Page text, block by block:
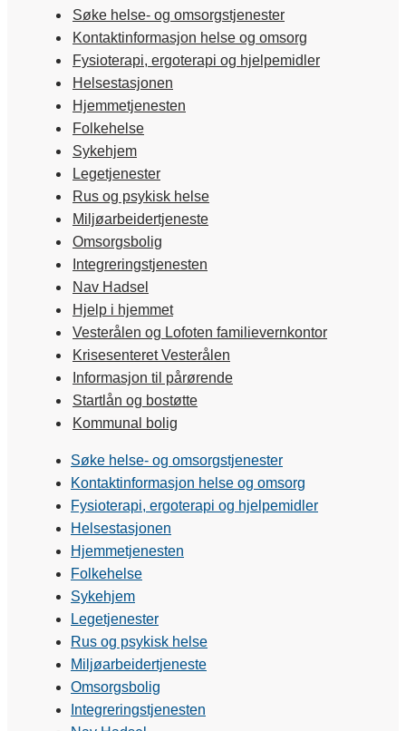
Søke helse- og omsorgstjenester
Kontaktinformasjon helse og omsorg
Fysioterapi, ergoterapi og hjelpemidler
Helsestasjonen
Hjemmetjenesten
Folkehelse
Sykehjem
Legetjenester
Rus og psykisk helse
Miljøarbeidertjeneste
Omsorgsbolig
Integreringstjenesten
Nav Hadsel
Hjelp i hjemmet
Vesterålen og Lofoten familievernkontor
Krisesenteret Vesterålen
Informasjon til pårørende
Startlån og bostøtte
Kommunal bolig
Søke helse- og omsorgstjenester
Kontaktinformasjon helse og omsorg
Fysioterapi, ergoterapi og hjelpemidler
Helsestasjonen
Hjemmetjenesten
Folkehelse
Sykehjem
Legetjenester
Rus og psykisk helse
Miljøarbeidertjeneste
Omsorgsbolig
Integreringstjenesten